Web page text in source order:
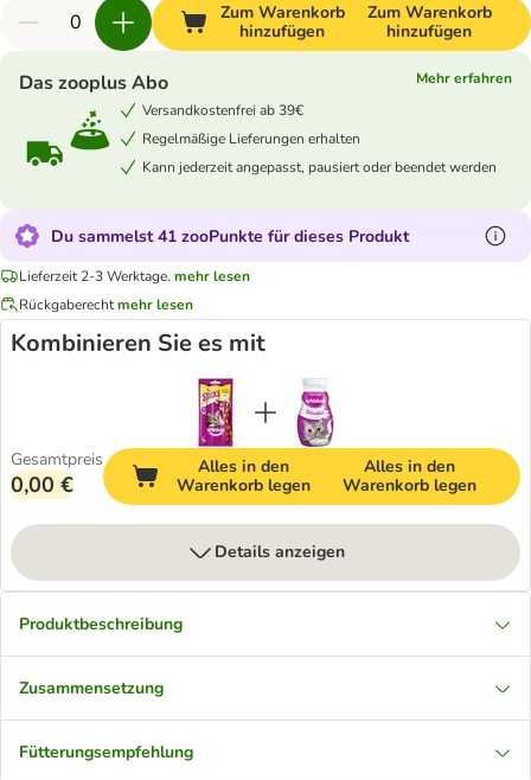
Zum Warenkorb
hinzufügen
Zum Warenkorb
hinzufügen
Das zooplus Abo
Mehr erfahren
Versandkostenfrei ab 39€
Regelmäßige Lieferungen erhalten
Kann jederzeit angepasst, pausiert oder beendet werden
Du sammelst 41 zooPunkte für dieses Produkt
Lieferzeit 2-3 Werktage. mehr lesen
Rückgaberechtmehr lesen
Kombinieren Sie es mit
Gesamtpreis
0,00 €
Alles in den
Warenkorb legen
Alles in den
Warenkorb legen
Details anzeigen
Produktbeschreibung
Zusammensetzung
Fütterungsempfehlung